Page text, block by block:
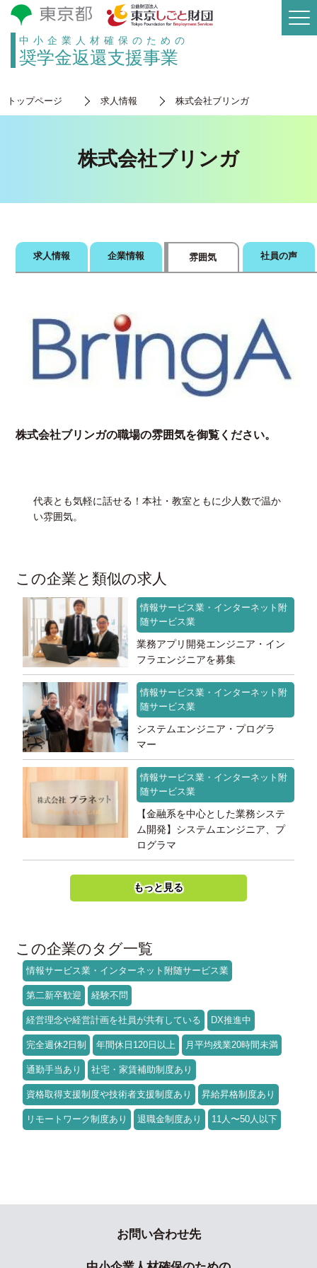
中小企業人材確保のための
奨学金返還支援事業
トップページ 求人情報 株式会社ブリンガ
株式会社ブリンガ
求人情報 企業情報 雰囲気 社員の声
株式会社ブリンガの職場の雰囲気を御覧ください。
代表とも気軽に話せる！本社・教室ともに少人数で温か
い雰囲気。
この企業と類似の求人
情報サービス業・インターネット附
随サービス業
業務アプリ開発エンジニア・イン
フラエンジニアを募集
情報サービス業・インターネット附
随サービス業
システムエンジニア・プログラ
マー
情報サービス業・インターネット附
随サービス業
【金融系を中心とした業務システ
ム開発】システムエンジニア、プ
ログラマ
もっと見る
この企業のタグ一覧
情報サービス業・インターネット附随サービス業
第二新卒歓迎 経験不問
経営理念や経営計画を社員が共有している DX推進中
完全週休2日制 年間休日120日以上 月平均残業20時間未満
通勤手当あり 社宅・家賃補助制度あり
資格取得支援制度や技術者支援制度あり 昇給昇格制度あり
リモートワーク制度あり 退職金制度あり 11人〜50人以下
お問い合わせ先